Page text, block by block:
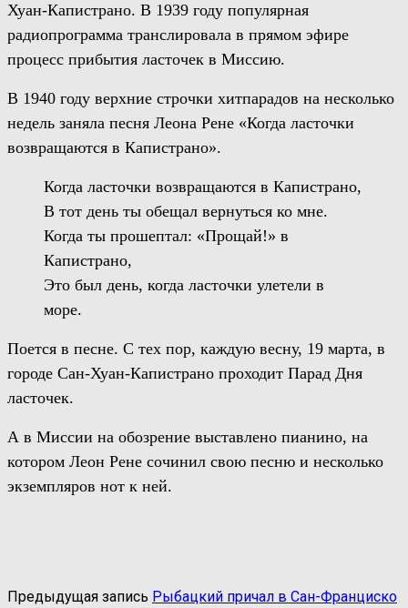
Хуан-Капистрано. В 1939 году популярная
радиопрограмма транслировала в прямом эфире
процесс прибытия ласточек в Миссию.
В 1940 году верхние строчки хитпарадов на несколько
недель заняла песня Леона Рене «Когда ласточки
возвращаются в Капистрано».
Когда ласточки возвращаются в Капистрано,
В тот день ты обещал вернуться ко мне.
Когда ты прошептал: «Прощай!» в
Капистрано,
Это был день, когда ласточки улетели в
море.
Поется в песне. С тех пор, каждую весну, 19 марта, в
городе Сан-Хуан-Капистрано проходит Парад Дня
ласточек.
А в Миссии на обозрение выставлено пианино, на
котором Леон Рене сочинил свою песню и несколько
экземпляров нот к ней.
Предыдущая запись Рыбацкий причал в Сан-Франциско